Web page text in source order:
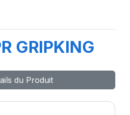
GRIPKING
du Produit